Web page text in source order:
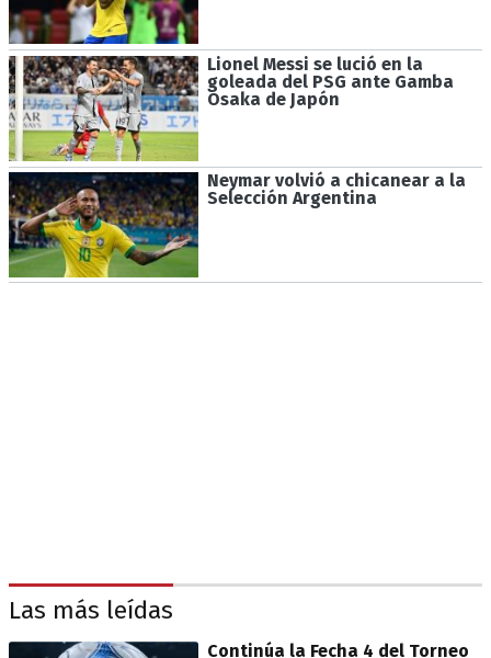
Lionel Messi se lució en la
goleada del PSG ante Gamba
Osaka de Japón
Neymar volvió a chicanear a la
Selección Argentina
Las más leídas
Continúa la Fecha 4 del Torneo